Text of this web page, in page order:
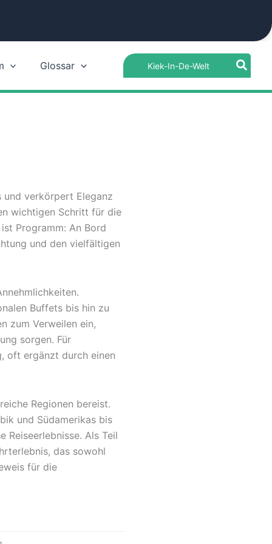
Glossar
und verkörpert Eleganz
wichtigen Schritt für die
Programm: An Bord
und den vielfältigen
Buffets bis hin zu
zum Verweilen ein,
sorgen. Für
oft ergänzt durch einen
Regionen bereist.
und Südamerikas bis
Reiseerlebnisse. Als Teil
das sowohl
für die